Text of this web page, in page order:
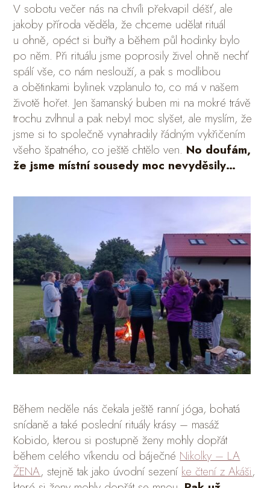
V sobotu večer nás na chvíli překvapil déšť, ale
jakoby příroda věděla, že chceme udělat rituál
u ohně, opéct si buřty a během půl hodinky bylo
po něm. Při rituálu jsme poprosily živel ohně nechť
spálí vše, co nám neslouží, a pak s modlibou
a obětinkami bylinek vzplanulo to, co má v našem
životě hořet. Jen šamanský buben mi na mokré trávě
trochu zvlhnul a pak nebyl moc slyšet, ale myslím, že
jsme si to společně vynahradily řádným vykřičením
všeho špatného, co ještě chtělo ven. No doufám,
že jsme místní sousedy moc nevyděsily…
Během neděle nás čekala ještě ranní jóga, bohatá
snídaně a také poslední rituály krásy – masáž
Kobido, kterou si postupně ženy mohly dopřát
během celého víkendu od báječné Nikolky – LA
ŽENA, stejně tak jako úvodní sezení ke čtení z Akáši,